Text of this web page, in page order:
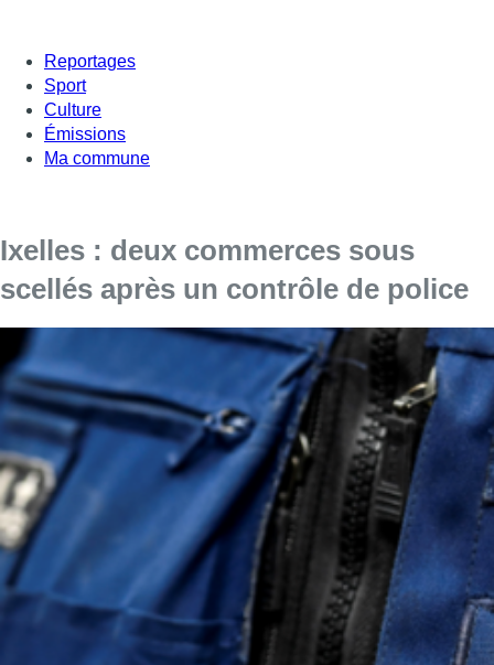
Reportages
Sport
Culture
Émissions
Ma commune
Ixelles : deux commerces sous
scellés après un contrôle de police